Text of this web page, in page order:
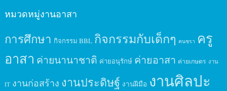
หมวดหมู่งานอาสา
การศึกษา กิจกรรม BBL กิจกรรมกับเด็กๆ คนชรา ครู
อาสา ค่ายนานาชาติ ค่ายอนุรักษ์ ค่ายอาสา ค่ายเกษตร งาน
IT งานก่อสร้าง งานประดิษฐ์ งานฝีมือ งานศิลปะ